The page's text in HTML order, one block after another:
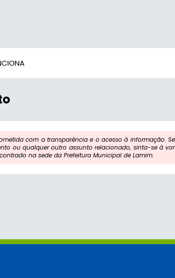
com a transparência e o acesso à informação.
ou qualquer outro assunto relacionado, sinta-se à
na sede da Prefeitura Municipal de Lamim.